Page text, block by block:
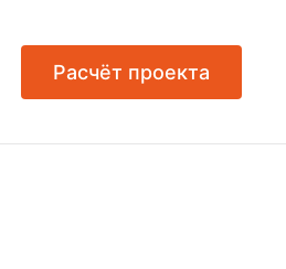
Расчёт проекта